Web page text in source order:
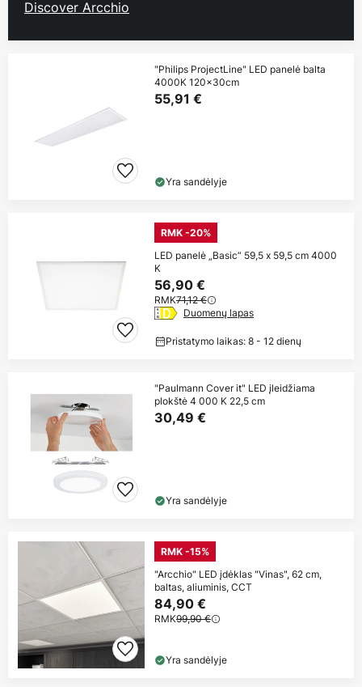
Discover Arcchio
"Philips ProjectLine" LED panelė balta
4000K 120x30cm
55,91 €
Yra sandėlyje
RMK -20%
LED panelė „Basic“ 59,5 x 59,5 cm 4000
K
56,90 €
RMK71,12 €
Duomenų lapas
Pristatymo laikas: 8 - 12 dienų
"Paulmann Cover it" LED įleidžiama
plokštė 4 000 K 22,5 cm
30,49 €
Yra sandėlyje
RMK -15%
"Arcchio" LED įdėklas "Vinas", 62 cm,
baltas, aliuminis, CCT
84,90 €
RMK99,90 €
Yra sandėlyje